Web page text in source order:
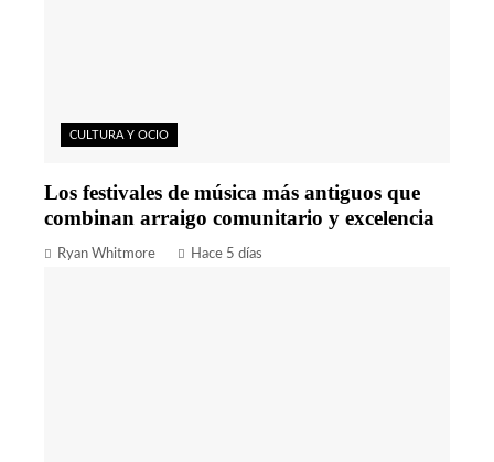
CULTURA Y OCIO
Los festivales de música más antiguos que
combinan arraigo comunitario y excelencia
Ryan Whitmore Hace 5 días